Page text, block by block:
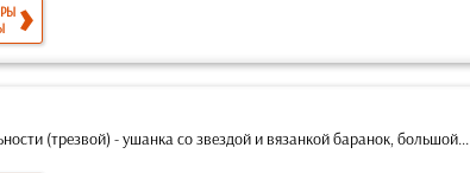
(трезвой) - ушанка со звездой и вязанкой баранок, большой...